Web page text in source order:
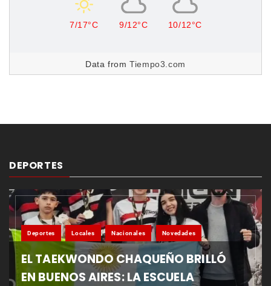
7/17°C 9/12°C 10/12°C
Data fromTiempo3.com
DEPORTES
Deportes Locales Nacionales Novedades
EL TAEKWONDO CHAQUEÑO BRILLÓ
EN BUENOS AIRES: LA ESCUELA